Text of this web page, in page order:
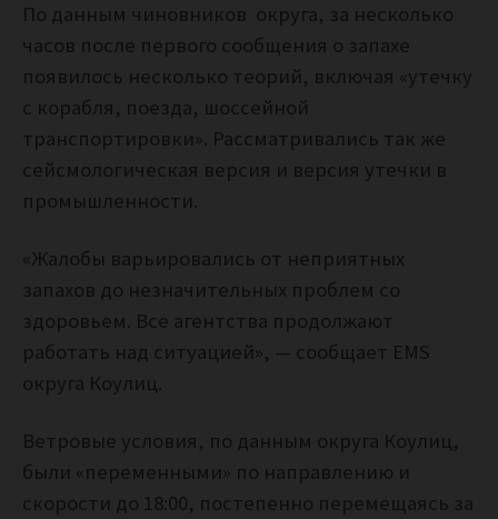
По данным чиновников округа, за несколько
часов после первого сообщения о запахе
появилось несколько теорий, включая «утечку
с корабля, поезда, шоссейной
транспортировки». Рассматривались так же
сейсмологическая версия и версия утечки в
промышленности.
«Жалобы варьировались от неприятных
запахов до незначительных проблем со
здоровьем. Все агентства продолжают
работать над ситуацией», — сообщает EMS
округа Коулиц.
Ветровые условия, по данным округа Коулиц,
были «переменными» по направлению и
скорости до 18:00, постепенно перемещаясь за